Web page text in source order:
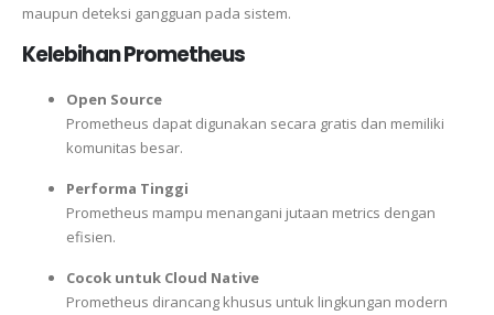
maupun deteksi gangguan pada sistem.
Kelebihan Prometheus
Open Source
Prometheus dapat digunakan secara gratis dan memiliki
komunitas besar.
Performa Tinggi
Prometheus mampu menangani jutaan metrics dengan
efisien.
Cocok untuk Cloud Native
Prometheus dirancang khusus untuk lingkungan modern